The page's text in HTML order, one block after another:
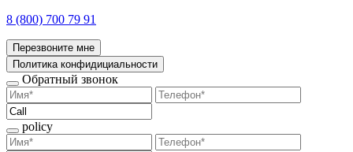
8 (800) 700 79 91
Перезвоните мне
Политика конфидициальности
Обратный звонок
policy